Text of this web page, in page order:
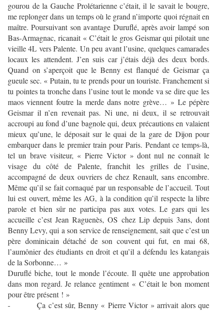
gourou de la Gauche Prolétarienne c’était, il le savait le bougre,
me replonger dans un temps où le grand n’importe quoi régnait en
maître. Poursuivant son avantage Duruflé, après avoir lampé son
Bas-Armagnac, ricanait « C’était le gros Geismar qui pilotait une
vieille 4L vers Palente. Un peu avant l’usine, quelques camarades
locaux les attendent. J’en suis car j’étais déjà des deux bords.
Quand on s’aperçoit que le Benny est flanqué de Geismar ça
gueule sec. « Putain, tu te prends pour un touriste. Franchement si
tu pointes ta tronche dans l’usine tout le monde va se dire que les
maos viennent foutre la merde dans notre grève… » Le pépère
Geismar il n’en revenait pas. Ni une, ni deux, il se retrouvait
accroupi au fond d’une bagnole qui, deux précautions en valaient
mieux qu’une, le déposait sur le quai de la gare de Dijon pour
embarquer dans le premier train pour Paris. Pendant ce temps-là,
tel un brave visiteur, « Pierre Victor » dont nul ne connaît le
visage du côté de Palente, franchit les grilles de l’usine,
accompagné de deux ouvriers de chez Renault, sans encombre.
Même qu’il se fait cornaqué par un responsable de l’accueil. Tout
lui est ouvert, même les AG, à la condition qu’il respecte la libre
parole et bien sûr ne participa pas aux votes. Le gars qui les
accueille c’est Jean Raguenès, OS chez Lip depuis 3ans, dont
Benny Levy, qui a son service de renseignement, sait que c’est un
père dominicain détaché de son couvent qui fut, en mai 68,
l’aumônier des étudiants en droit et qu’il a défendu les katangais
de la Sorbonne… »
Duruflé biche, tout le monde l’écoute. Il quête une approbation
dans mon regard. Je relance gentiment « C’était le bon moment
pour être présent ! »
- Ça c’est sûr, Benny « Pierre Victor » arrivait alors que